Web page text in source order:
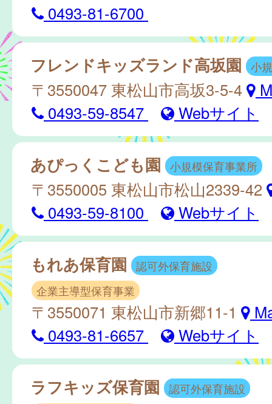
0493-81-6700
フレンドキッズランド高坂園 小
〒3550047 東松山市高坂3-5-4
0493-59-8547
Webサイト
あぴっくこども園 小規模保育事業所
〒3550005 東松山市松山2339-42
0493-59-8100
Webサイト
もれあ保育園
認可外保育施設
企業主導型保育事業
〒3550071 東松山市新郷11-1
0493-81-6657
Webサイト
ラフキッズ保育園
認可外保育施設